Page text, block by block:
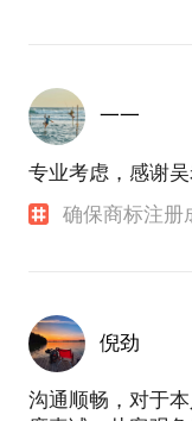
一一
专业考虑，感谢
确保商标注册
倪劲
沟通顺畅，对于